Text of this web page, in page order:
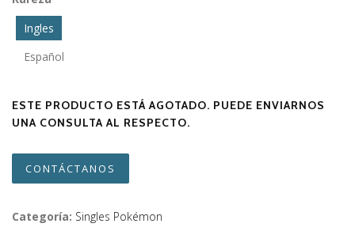
Ingles
Español
ESTE PRODUCTO ESTÁ AGOTADO. PUEDE ENVIARNOS
UNA CONSULTA AL RESPECTO.
CONTÁCTANOS
Categoría: Singles Pokémon